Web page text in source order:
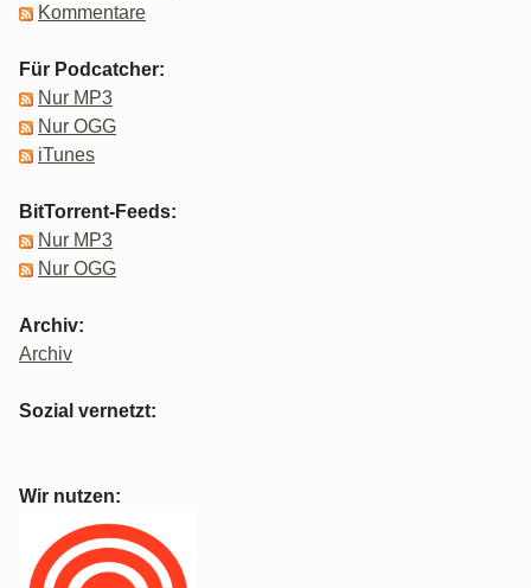
Kommentare
Für Podcatcher:
Nur MP3
Nur OGG
iTunes
BitTorrent-Feeds:
Nur MP3
Nur OGG
Archiv:
Archiv
Sozial vernetzt:
Wir nutzen: